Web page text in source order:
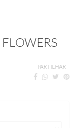
PARTILHAR